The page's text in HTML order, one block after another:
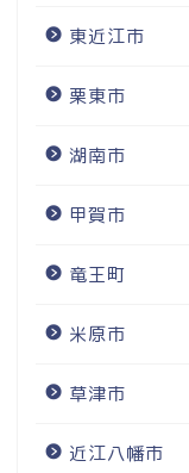
東近江市
栗東市
湖南市
甲賀市
竜王町
米原市
草津市
近江八幡市